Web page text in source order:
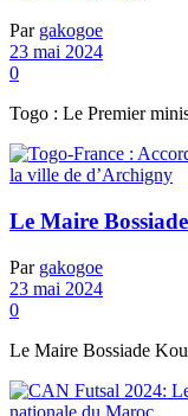
Par gakogoe
23 mai 2024
0
Togo : Le Premier
Le Maire
Par gakogoe
23 mai 2024
0
Le Maire Bossiade